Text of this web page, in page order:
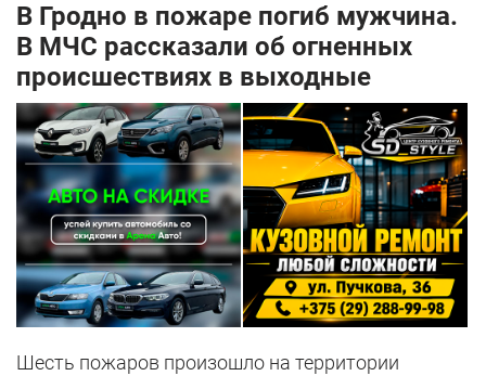
В Гродно в пожаре погиб мужчина.
В МЧС рассказали об огненных
происшествиях в выходные
Шесть пожаров произошло на территории